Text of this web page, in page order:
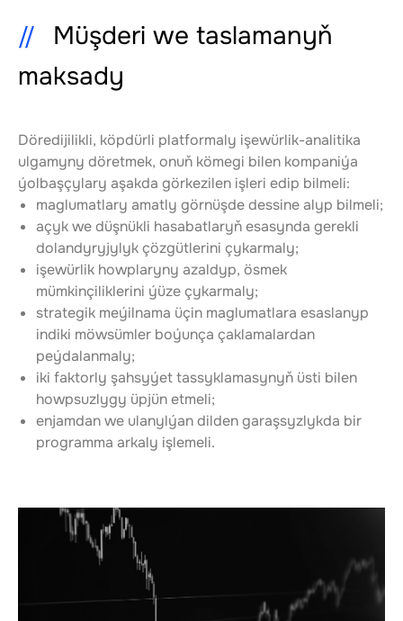
Müşderi we taslamanyň
maksady
Döredijilikli, köpdürli platformaly işewürlik-analitika
ulgamyny döretmek, onuň kömegi bilen kompaniýa
ýolbaşçylary aşakda görkezilen işleri edip bilmeli:
maglumatlary amatly görnüşde dessine alyp bilmeli;
açyk we düşnükli hasabatlaryň esasynda gerekli
dolandyryjylyk çözgütlerini çykarmaly;
işewürlik howplaryny azaldyp, ösmek
mümkinçiliklerini ýüze çykarmaly;
strategik meýilnama üçin maglumatlara esaslanyp
indiki möwsümler boýunça çaklamalardan
peýdalanmaly;
iki faktorly şahsyýet tassyklamasynyň üsti bilen
howpsuzlygy üpjün etmeli;
enjamdan we ulanylýan dilden garaşsyzlykda bir
programma arkaly işlemeli.